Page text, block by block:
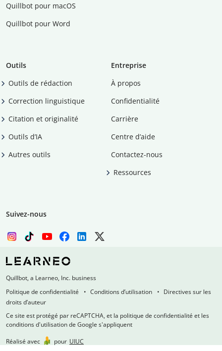
Quillbot pour macOS
Quillbot pour Word
Outils
Outils de rédaction
Correction linguistique
Citation et originalité
Outils d’IA
Autres outils
Entreprise
À propos
Confidentialité
Carrière
Centre d’aide
Contactez-nous
Ressources
Suivez-nous
Quillbot, a Learneo, Inc. business
Politique de confidentialité
Conditions d’utilisation
Directives sur les
droits d’auteur
Ce site est protégé par reCAPTCHA, et la politique de confidentialité et les
conditions d'utilisation de Google s'appliquent
Réalisé avec
pour UIUC